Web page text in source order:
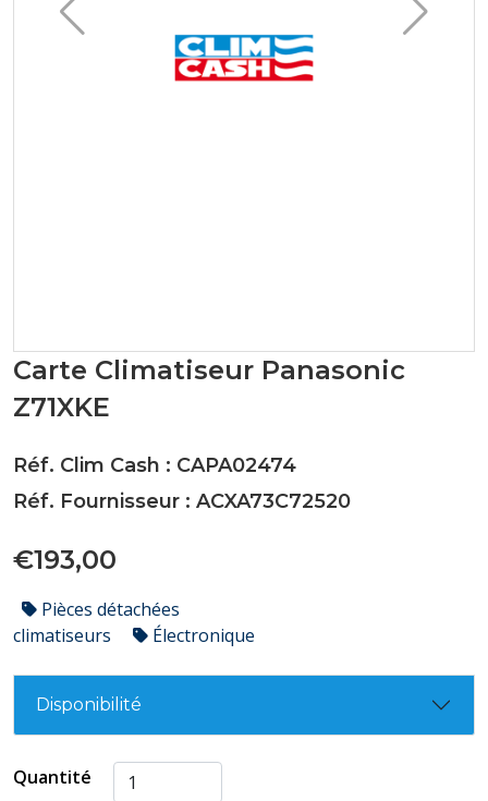
Carte Climatiseur Panasonic
Z71XKE
Réf. Clim Cash : CAPA02474
Réf. Fournisseur : ACXA73C72520
€193,00
Pièces détachées
climatiseurs
Électronique
Disponibilité
Quantité